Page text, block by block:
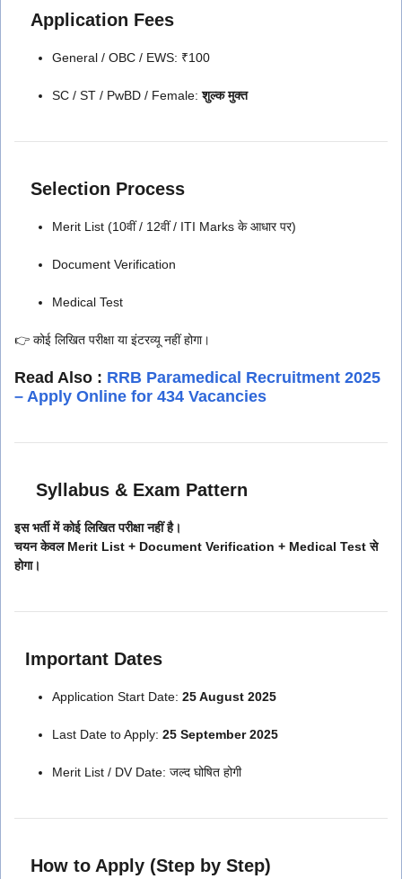
Application Fees
General / OBC / EWS: ₹100
SC / ST / PwBD / Female:शुल्क मुक्त
Selection Process
Merit List (10वीं / 12वीं / ITI Marks के आधार पर)
Document Verification
Medical Test
👉 कोई लिखित परीक्षा या इंटरव्यू नहीं होगा।
Read Also : RRB Paramedical Recruitment 2025
– Apply Online for 434 Vacancies
Syllabus & Exam Pattern
इस भर्ती में कोई लिखित परीक्षा नहीं है।
चयन केवल Merit List + Document Verification + Medical Test से
होगा।
Important Dates
Application Start Date: 25 August 2025
Last Date to Apply: 25 September 2025
Merit List / DV Date: जल्द घोषित होगी
How to Apply (Step by Step)